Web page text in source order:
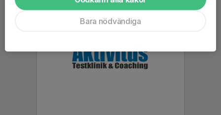
Bara nödvändiga